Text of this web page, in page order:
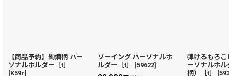
【商品予約】絢爛柄 パー
ソナルホルダー［t］
[K59r]
ソーイング パーソナルホ
ルダー［t］
[59622]
弾けるもろこ
ーソナルホ
柄）［t］
[